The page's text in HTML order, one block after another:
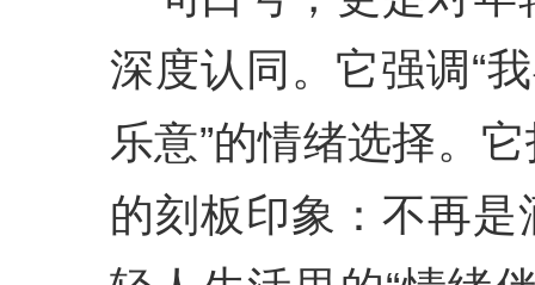
深度认同。它强调“
乐意”的情绪选择。
的刻板印象：不再